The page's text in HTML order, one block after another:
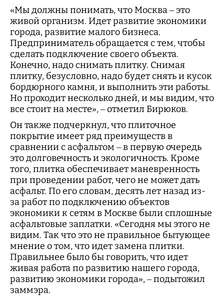
«Мы должны понимать, что Москва – это
живой организм. Идет развитие экономики
города, развитие малого бизнеса.
Предприниматель обращается с тем, чтобы
сделать подключение своего объекта.
Конечно, надо снимать плитку. Снимая
плитку, безусловно, надо будет снять и кусок
бордюрного камня, и выполнить эти работы.
Но проходит несколько дней, и мы видим, что
все стоит на месте», – отметил Бирюков.
Он также подчеркнул, что плиточное
покрытие имеет ряд преимуществ в
сравнении с асфальтом – в первую очередь
это долговечность и экологичность. Кроме
того, плитка обеспечивает маневренность
при проведении работ, чего не может дать
асфальт. По его словам, десять лет назад из-
за работ по подключению объектов
экономики к сетям в Москве были сплошные
асфальтовые заплатки. «Сегодня мы этого не
видим. Так что это не правильное бытующее
мнение о том, что идет замена плитки.
Правильнее было бы говорить, что идет
живая работа по развитию нашего города,
развитию экономики города», – подытожил
заммэра.